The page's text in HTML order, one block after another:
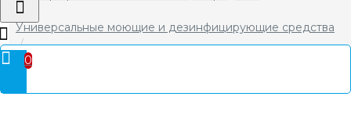
0
Универсальные моющие и дезинфицирующие средства
Universal DZ PROSEPT 1 л Средство универсальное